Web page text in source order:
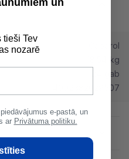
Caparol
18.54 kg
24 gab
4002382029507
un
tieši Tev
nozarē
e-pastā, un
ar Privātuma politiku.